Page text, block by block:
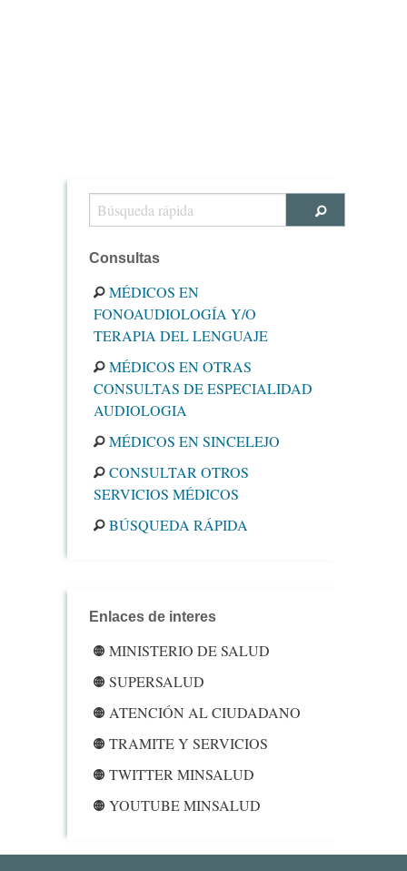
Consultas
MÉDICOS EN
FONOAUDIOLOGÍA Y/O
TERAPIA DEL LENGUAJE
MÉDICOS EN OTRAS
CONSULTAS DE ESPECIALIDAD
AUDIOLOGIA
MÉDICOS EN SINCELEJO
CONSULTAR OTROS
SERVICIOS MÉDICOS
BÚSQUEDA RÁPIDA
Enlaces de interes
MINISTERIO DE SALUD
SUPERSALUD
ATENCIÓN AL CIUDADANO
TRAMITE Y SERVICIOS
TWITTER MINSALUD
YOUTUBE MINSALUD